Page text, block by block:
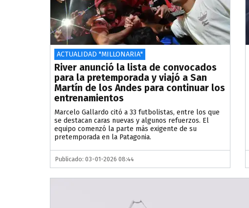
ACTUALIDAD "MILLONARIA"
River anunció la lista de convocados
para la pretemporada y viajó a San
Martín de los Andes para continuar los
entrenamientos
Marcelo Gallardo citó a 33 futbolistas, entre los que
se destacan caras nuevas y algunos refuerzos. El
equipo comenzó la parte más exigente de su
pretemporada en la Patagonia.
Publicado: 03-01-2026 08:44